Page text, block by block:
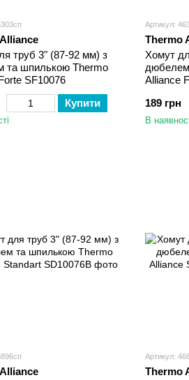
труб 3" (87-92 мм) з
та шпилькою Thermo
SF10076
Купити
Артикул:
Thermo
Хомут
Alliance
189 грн
В
Артикул:
Thermo